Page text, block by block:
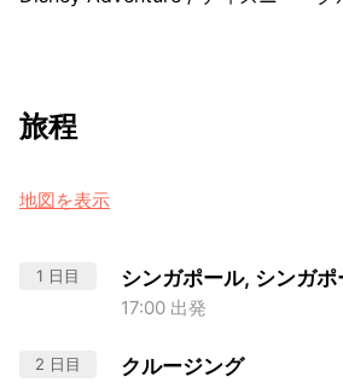
旅程
地図を表示
1 日目 シンガポール, シンガポ
17:00 出発
2 日目 クルージング